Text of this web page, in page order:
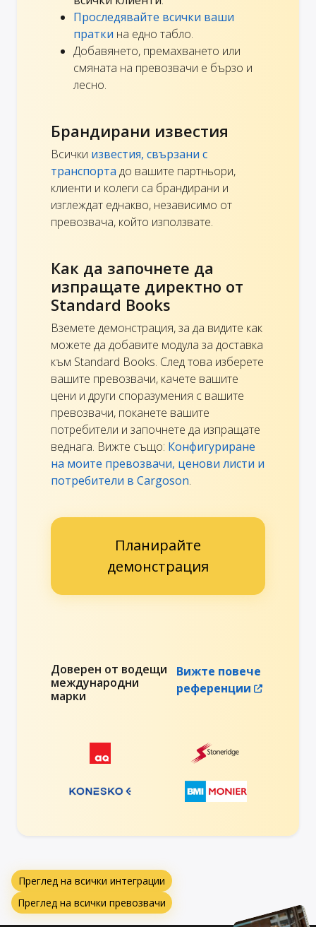
Проследявайте всички ваши
пратки на едно табло.
Добавянето, премахването или
смяната на превозвачи е бързо и
лесно.
Брандирани известия
Всички известия, свързани с
транспорта до вашите партньори,
клиенти и колеги са брандирани и
изглеждат еднакво, независимо от
превозвача, който използвате.
Как да започнете да
изпращате директно от
Standard Books
Вземете демонстрация, за да видите как
можете да добавите модула за доставка
към Standard Books. След това изберете
вашите превозвачи, качете вашите
цени и други споразумения с вашите
превозвачи, поканете вашите
потребители и започнете да изпращате
веднага. Вижте също: Конфигуриране
на моите превозвачи, ценови листи и
потребители в Cargoson.
Планирайте
демонстрация
Доверен от водещи
международни
марки
Вижте повече
референции
Преглед на всички интеграции
Преглед на всички превозвачи